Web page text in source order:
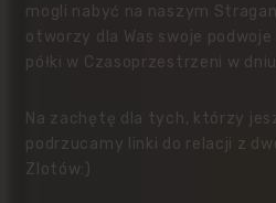
mogli nabyć na naszym
otworzy dla Was swoje
półki w Czasoprzestrzeni w
Na zachętę dla tych, którzy
podrzucamy linki do relacji z
Zlotów:)